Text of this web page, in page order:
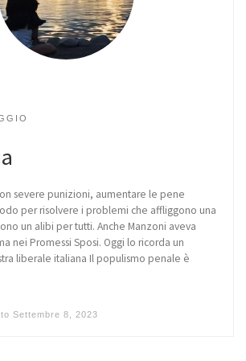
severe punizioni, aumentare le pene
per risolvere i problemi che affliggono una
un alibi per tutti. Anche Manzoni aveva
nei Promessi Sposi. Oggi lo ricorda un
liberale italiana Il populismo penale è
Settembre 8, 2023